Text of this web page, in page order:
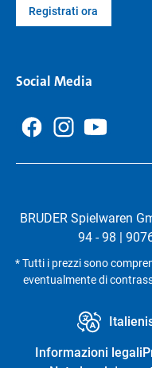
Registrati ora
Social Media
BRUDER Spielwaren
94 - 98 |
* Tutti i prezzi sono
eventualmente di
Informazioni legali